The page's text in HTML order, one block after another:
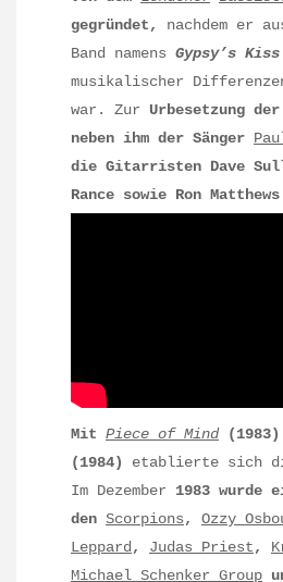
gegründet,
nachdem er
Band namens Gypsy’s Kiss
musikalischer
war. Zur Urbesetzung
neben ihm der Sänger
die Gitarristen Dave
Rance sowie Ron
Mit Piece of Mind(1983)
(1984)
etablierte sich
Im Dezember 1983 wurde
den Scorpions, Ozzy
Leppard , Judas Priest,
Michael Schenker Group